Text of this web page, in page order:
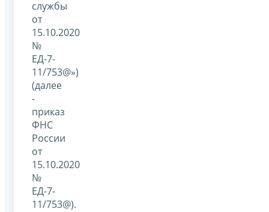
службы
от
15.10.2020
№
ЕД-7-
11/753@»)
(далее
-
приказ
ФНС
России
от
15.10.2020
№
ЕД-7-
11/753@).